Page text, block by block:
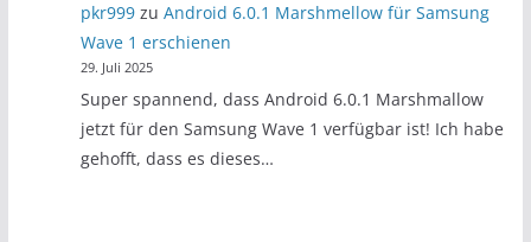
pkr999 zuAndroid 6.0.1 Marshmellow für Samsung
Wave 1 erschienen
29. Juli 2025
Super spannend, dass Android 6.0.1 Marshmallow
jetzt für den Samsung Wave 1 verfügbar ist! Ich habe
gehofft, dass es dieses…